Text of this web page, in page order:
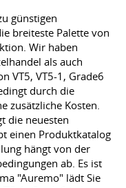
günstigen
breiteste Palette von
Wir haben
als auch
VT5, VT5-1, Grade6
durch die
zusätzliche Kosten.
die neuesten
einen Produktkatalog
hängt von der
ab. Es ist
"Auremo" lädt Sie